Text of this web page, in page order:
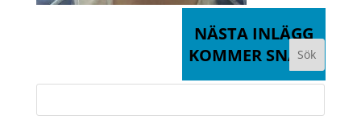
NÄSTA INLÄGG
KOMMER SNART